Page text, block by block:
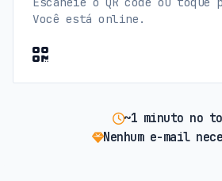
Você está online.
~1 minuto no
Nenhum e-mail